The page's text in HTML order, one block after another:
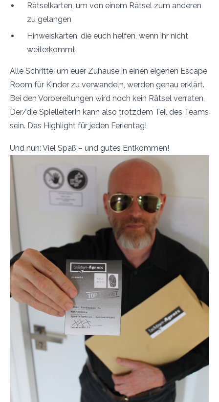
Rätselkarten, um von einem Rätsel zum anderen
zu gelangen
Hinweiskarten, die euch helfen, wenn ihr nicht
weiterkommt
Alle Schritte, um euer Zuhause in einen eigenen Escape
Room für Kinder zu verwandeln, werden genau erklärt.
Bei den Vorbereitungen wird noch kein Rätsel verraten.
Der/die SpielleiterIn kann also trotzdem Teil des Teams
sein. Das Highlight für jeden Ferientag!
Und nun: Viel Spaß – und gutes Entkommen!